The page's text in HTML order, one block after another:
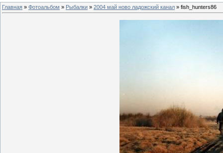
Главная » Фотоальбом » Рыбалки » 2004 май ново ладожский канал » fish_hunters86